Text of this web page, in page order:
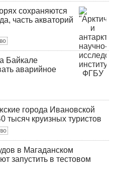
сохраняются
часть акваторий
Байкале
аварийное
города Ивановской
тысяч круизных туристов
в Магаданском
запустить в тестовом